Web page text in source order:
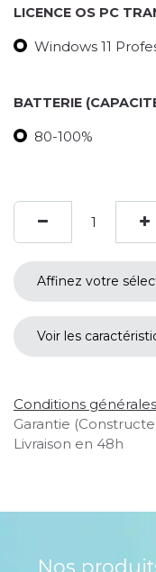
LICENCE OS PC
Windows 11
BATTERIE
80-100%
Affinez votre
Voir les
Conditions générales
Garantie
Livraison en 48h
Nos